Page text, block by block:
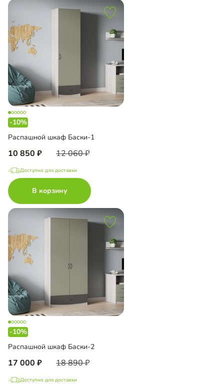
-10%
Распашной шкаф Баски-1
10 850 12 060
Доступно для доставки
В корзину
-10%
Распашной шкаф Баски-2
17 000 18 890
Доступно для доставки